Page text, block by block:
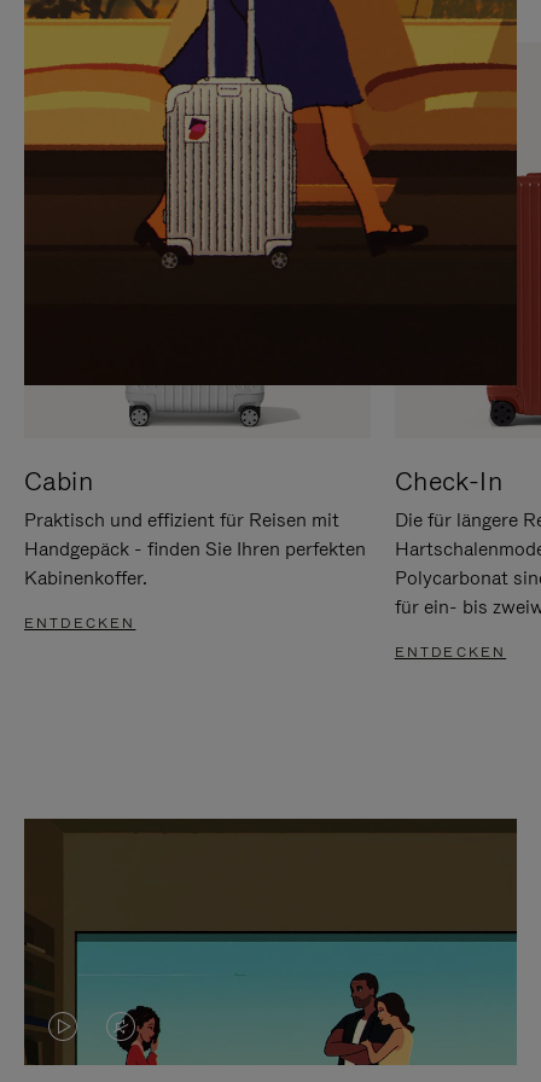
SIE,
UM
ANZUHALTEN
AUFHEBEN
DER
STUMMSCHALTUNG
Cabin
Praktisch und effizient für Reisen mit
Handgepäck - finden Sie Ihren perfekten
Kabinenkoffer.
ENTDECKEN
Check-In
Die für längere
Polycarbonat
für ein- bis
ENTDECKEN
DASVIDEO